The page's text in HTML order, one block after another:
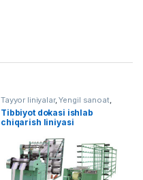
Tayyor liniyalar,Yengil sanoat,
To'quv uskunalari
Tibbiyot dokasi ishlab
chiqarish liniyasi